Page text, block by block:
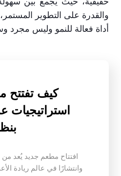
والقدرة على التطوير
أداة فعالة للنمو وليس
كيف تفتتح
استراتيجيات
افتتاح مطعم جديد يُعد من
وانتشارًا في عالم ريادة